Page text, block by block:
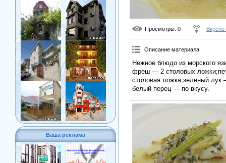
Ваша реклама
Просмотры: 0
Описание материала:
Нежное блюдо из морского
фреш — 2 столовых
столовая ложка;зеленый
белый перец — по вкусу.